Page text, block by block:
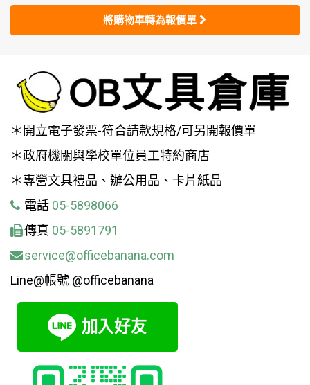
將購物車轉為報價單
＊開立電子發票-符合請款規格/可另開報價單
＊政府機關與學校單位員工特約商店
＊專營文具禮品、辦公用品、卡片紙品
電話 05-5898066
傳真 05-5891791
service@officebanana.com
Line@帳號 @officebanana